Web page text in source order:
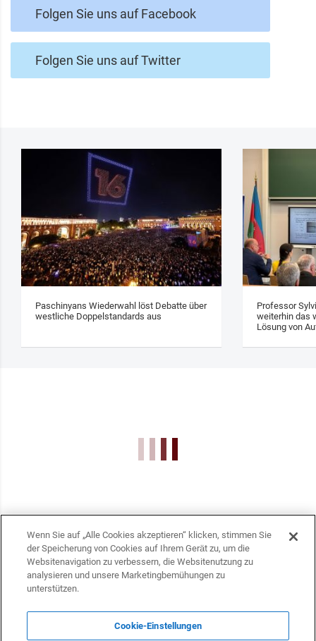
Folgen Sie uns auf Facebook
Folgen Sie uns auf Twitter
Paschinyans Wiederwahl löst Debatte über
westliche Doppelstandards aus
Professor
weiterhin das
Lösung von
info@dasfazit.at
Datenschutzerklärung
Wenn Sie auf „Alle Cookies akzeptieren“ klicken, stimmen Sie
der Speicherung von Cookies auf Ihrem Gerät zu, um die
Websitenavigation zu verbessern, die Websitenutzung zu
analysieren und unsere Marketingbemühungen zu
unterstützen.
Cookie-Einstellungen